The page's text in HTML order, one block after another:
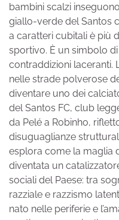
bambini scalzi
giallo-verde del Santos
a caratteri cubitali è più
sportivo. È un simbolo
contraddizioni laceranti.
nelle strade polverose
diventare uno dei
del Santos FC, club
da Pelé a Robinho,
disuguaglianze
esplora come la maglia
diventata un
sociali del Paese: tra
razziale e razzismo
nato nelle periferie e